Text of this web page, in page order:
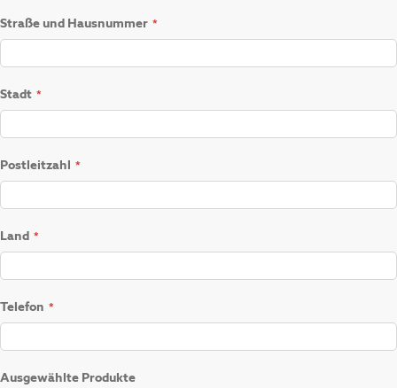
Straße und Hausnummer
Stadt
Postleitzahl
Land
Telefon
Ausgewählte Produkte